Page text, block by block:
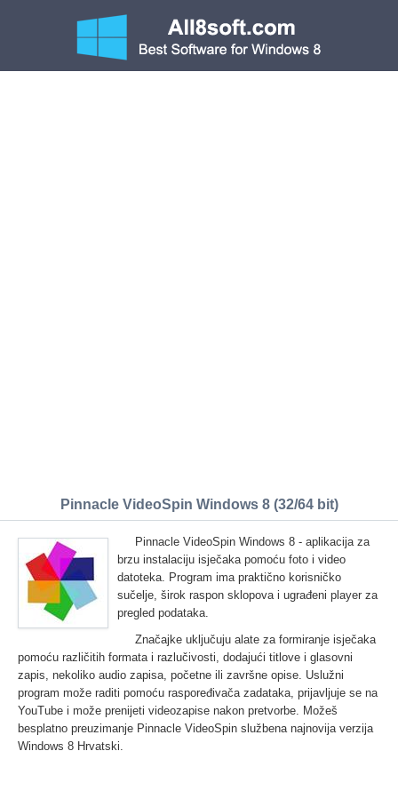
Pinnacle VideoSpin Windows 8 (32/64 bit)
Pinnacle VideoSpin Windows 8 - aplikacija za
brzu instalaciju isječaka pomoću foto i video
datoteka. Program ima praktično korisničko
sučelje, širok raspon sklopova i ugrađeni player za
pregled podataka.
Značajke uključuju alate za formiranje isječaka
pomoću različitih formata i razlučivosti, dodajući titlove i glasovni
zapis, nekoliko audio zapisa, početne ili završne opise. Uslužni
program može raditi pomoću raspoređivača zadataka, prijavljuje se na
YouTube i može prenijeti videozapise nakon pretvorbe. Možeš
besplatno preuzimanje Pinnacle VideoSpin službena najnovija verzija
Windows 8 Hrvatski.